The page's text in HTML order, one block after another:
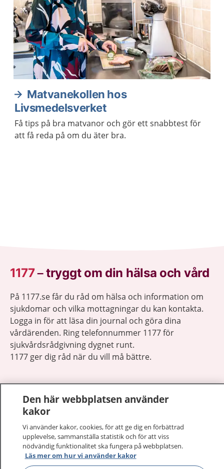
Matvanekollen hos
Livsmedelsverket
Få tips på bra matvanor och gör ett snabbtest för
att få reda på om du äter bra.
1177–tryggt om din hälsa och vård
På 1177.se får du råd om hälsa och information om
sjukdomar och vilka mottagningar du kan kontakta.
Logga in för att läsa din journal och göra dina
vårdärenden. Ring telefonnummer 1177 för
sjukvårdsrådgivning dygnet runt.
1177 ger dig råd när du vill må bättre.
1177 på flera språk
Om 1177
Den här webbplatsen använder
kakor
Vi använder kakor, cookies, för att ge dig en förbättrad
upplevelse, sammanställa statistik och för att viss
nödvändig funktionalitet ska fungera på webbplatsen.
Läs mer om hur vi använder kakor